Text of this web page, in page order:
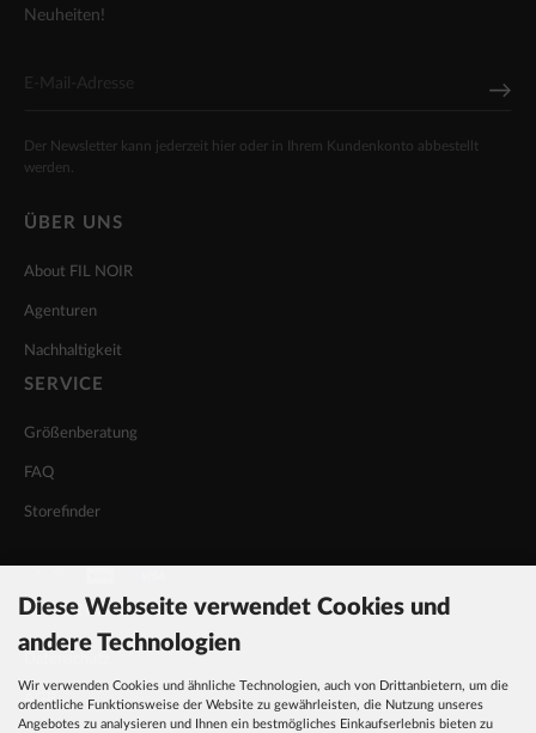
Neuheiten!
Der Newsletter kann jederzeit hier oder in Ihrem Kundenkonto abbestellt
werden.
ÜBER UNS
About FIL NOIR
Agenturen
Nachhaltigkeit
SERVICE
Größenberatung
FAQ
Storefinder
INFORMATIONEN
AGB
Diese Webseite verwendet Cookies und
andere Technologien
Wir verwenden Cookies und ähnliche Technologien, auch von Drittanbietern, um die
ordentliche Funktionsweise der Website zu gewährleisten, die Nutzung unseres
Angebotes zu analysieren und Ihnen ein bestmögliches Einkaufserlebnis bieten zu